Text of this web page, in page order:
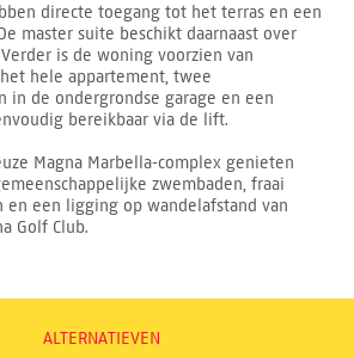
directe toegang tot het terras en een
master suite beschikt daarnaast over
is de woning voorzien van
hele appartement, twee
in de ondergrondse garage en een
bereikbaar via de lift.
Magna Marbella-complex genieten
zwembaden, fraai
en een ligging op wandelafstand van
Golf Club.
ALTERNATIEVEN